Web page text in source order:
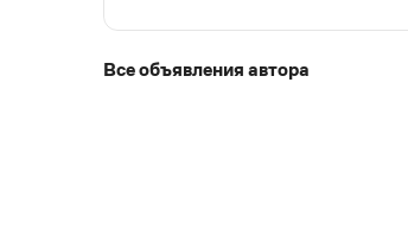
Все объявления автора